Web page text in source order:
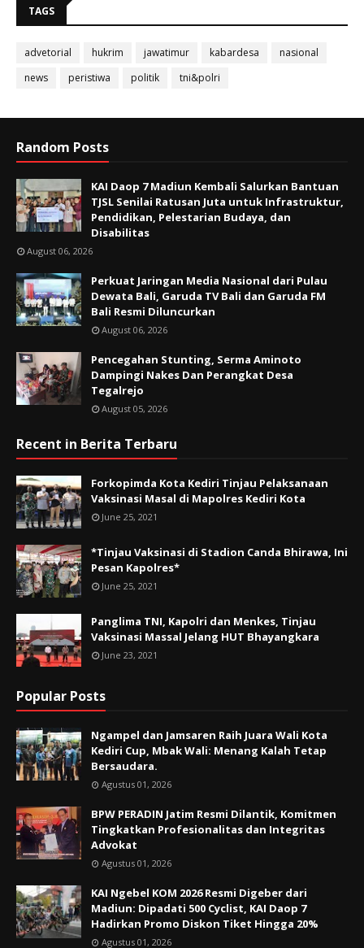
TAGS
advetorial hukrim jawatimur kabardesa
nasional
news
peristiwa politik tni&polri
Random Posts
KAI Daop 7 Madiun Kembali Salurkan Bantuan
TJSL Senilai Ratusan Juta untuk Infrastruktur,
Pendidikan, Pelestarian Budaya, dan
Disabilitas
August 06, 2026
Perkuat Jaringan Media Nasional dari Pulau
Dewata Bali, Garuda TV Bali dan Garuda FM
Bali Resmi Diluncurkan
August 06, 2026
Pencegahan Stunting, Serma Aminoto
Dampingi Nakes Dan Perangkat Desa
Tegalrejo
August 05, 2026
Recent in Berita Terbaru
Forkopimda Kota Kediri Tinjau Pelaksanaan
Vaksinasi Masal di Mapolres Kediri Kota
June 25, 2021
*Tinjau Vaksinasi di Stadion Canda Bhirawa, Ini
Pesan Kapolres*
June 25, 2021
Panglima TNI, Kapolri dan Menkes, Tinjau
Vaksinasi Massal Jelang HUT Bhayangkara
June 23, 2021
Popular Posts
Ngampel dan Jamsaren Raih Juara Wali Kota
Kediri Cup, Mbak Wali: Menang Kalah Tetap
Bersaudara.
Agustus 01, 2026
BPW PERADIN Jatim Resmi Dilantik, Komitmen
Tingkatkan Profesionalitas dan Integritas
Advokat
Agustus 01, 2026
KAI Ngebel KOM 2026 Resmi Digeber dari
Madiun: Dipadati 500 Cyclist, KAI Daop 7
Hadirkan Promo Diskon Tiket Hingga 20%
Agustus 01, 2026